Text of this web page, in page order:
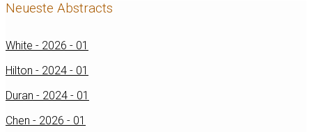
Neueste Abstracts
White - 2026 - 01
Hilton - 2024 - 01
Duran - 2024 - 01
Chen - 2026 - 01